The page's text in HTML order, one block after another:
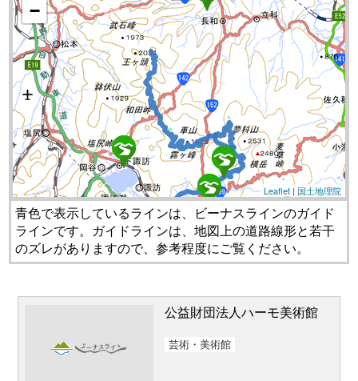
−
Leaflet| 国土地理院
青色で表示しているラインは、ビーナスラインのガイド
ラインです。ガイドラインは、地図上の道路線形と若干
のズレがありますので、参考程度にご覧ください。
公益財団法人ハーモ美術館
芸術・美術館